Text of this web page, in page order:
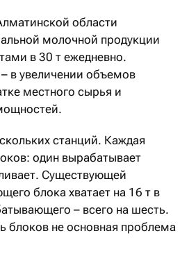
детей.
месяцев завод выпускает
приготовления каш
кисломолочную
детский йогурт
А также продукцию
сливки 10%-ные,
сыворотку, сметану
области
молочной продукции
в 30 т ежедневно.
в увеличении объемов
местного сырья и
станций. Каждая
один вырабатывает
Существующей
блока хватает на 16 т в
– всего на шесть.
блоков не основная проблема